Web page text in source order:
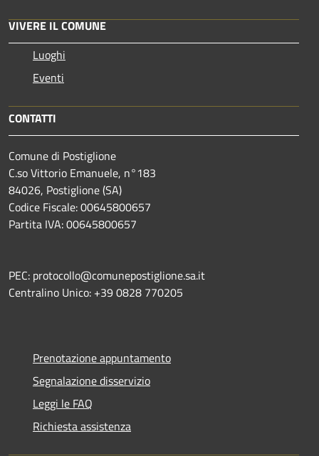
VIVERE IL COMUNE
Luoghi
Eventi
CONTATTI
Comune di Postiglione
C.so Vittorio Emanuele, n°183
84026, Postiglione (SA)
Codice Fiscale: 00645800657
Partita IVA: 00645800657
PEC: protocollo@comunepostiglione.sa.it
Centralino Unico: +39 0828 770205
Prenotazione appuntamento
Segnalazione disservizio
Leggi le FAQ
Richiesta assistenza